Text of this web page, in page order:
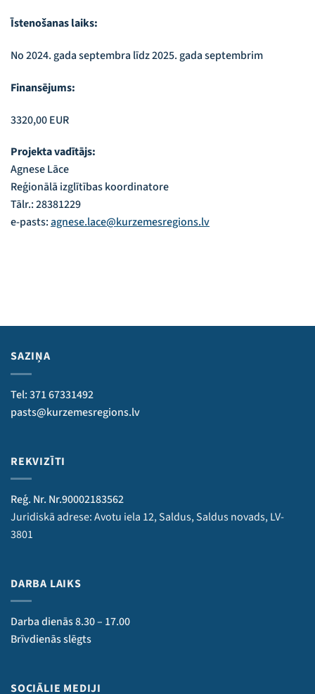
Īstenošanas laiks:
No 2024. gada septembra līdz 2025. gada septembrim
Finansējums:
3320,00 EUR
Projekta vadītājs:
Agnese Lāce
Reģionālā izglītības koordinatore
Tālr.: 28381229
e-pasts:agnese.lace@kurzemesregions.lv
SAZIŅA
Tel: 371 67331492
pasts@kurzemesregions.lv
REKVIZĪTI
Reģ. Nr. Nr.90002183562
Juridiskā adrese: Avotu iela 12, Saldus, Saldus novads, LV-
3801
DARBA LAIKS
Darba dienās 8.30 – 17.00
Brīvdienās slēgts
SOCIĀLIE MEDIJI